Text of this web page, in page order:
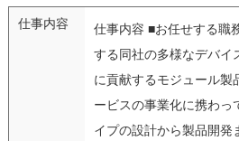
仕事内容
仕事内容 ■お任せする職
する同社の多様なデバイ
に貢献するモジュール製
ービスの事業化に携わっ
イプの設計から製品開発